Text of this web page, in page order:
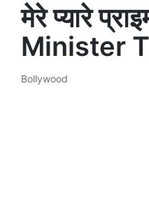
मेरे प्यारे
Minister
Posted
Bollywood